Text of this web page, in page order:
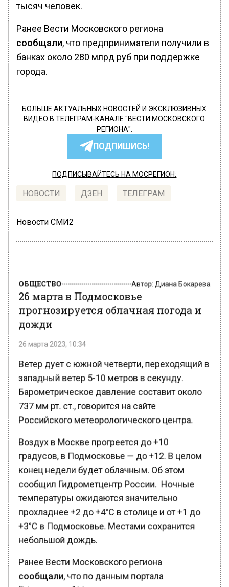
тысяч человек.
Ранее Вести Московского региона
сообщали, что предприниматели получили в
банках около 280 млрд руб при поддержке
города.
БОЛЬШЕ АКТУАЛЬНЫХ НОВОСТЕЙ И ЭКСКЛЮЗИВНЫХ
ВИДЕО В ТЕЛЕГРАМ-КАНАЛЕ "ВЕСТИ МОСКОВСКОГО
РЕГИОНА".
ПОДПИШИСЬ!
ПОДПИСЫВАЙТЕСЬ НА МОСРЕГИОН:
НОВОСТИ ДЗЕН ТЕЛЕГРАМ
Новости СМИ2
26 марта в Подмосковье
прогнозируется облачная погода и
дожди
западный ветер 5-10 метров в секунду.
Барометрическое давление составит около
737 мм рт. ст., говорится на сайте
Российского метеорологического центра.
Воздух в Москве прогреется до +10
градусов, в Подмосковье — до +12. В целом
конец недели будет облачным. Об этом
сообщил Гидрометцентр России. Ночные
температуры ожидаются значительно
прохладнее +2 до +4°C в столице и от +1 до
+3°C в Подмосковье. Местами сохранится
небольшой дождь.
Ранее Вести Московского региона
сообщали, что по данным портала